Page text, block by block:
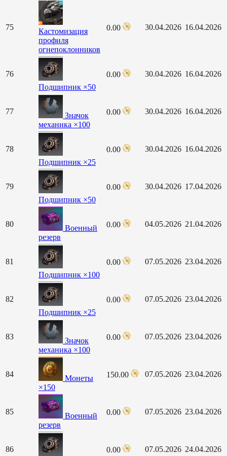
75
Кастомизация
профиля
огнепоклонников
0.00 30.04.2026 16.04.2026
76
Подшипник ×50
0.00 30.04.2026 16.04.2026
77
Значок
механика ×100
0.00 30.04.2026 16.04.2026
78
Подшипник ×25
0.00 30.04.2026 16.04.2026
79
Подшипник ×50
0.00 30.04.2026 17.04.2026
80
Военный
резерв
0.00 04.05.2026 21.04.2026
81
Подшипник ×100
0.00 07.05.2026 23.04.2026
82
Подшипник ×25
0.00 07.05.2026 23.04.2026
83
Значок
механика ×100
0.00 07.05.2026 23.04.2026
84
Монеты
×150
150.00 07.05.2026 23.04.2026
85
Военный
резерв
0.00 07.05.2026 23.04.2026
86 0.00 07.05.2026 24.04.2026